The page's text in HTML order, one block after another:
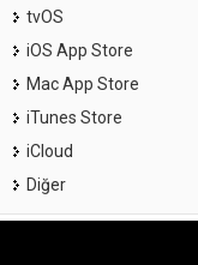
tvOS
iOS App Store
Mac App Store
iTunes Store
iCloud
Diğer